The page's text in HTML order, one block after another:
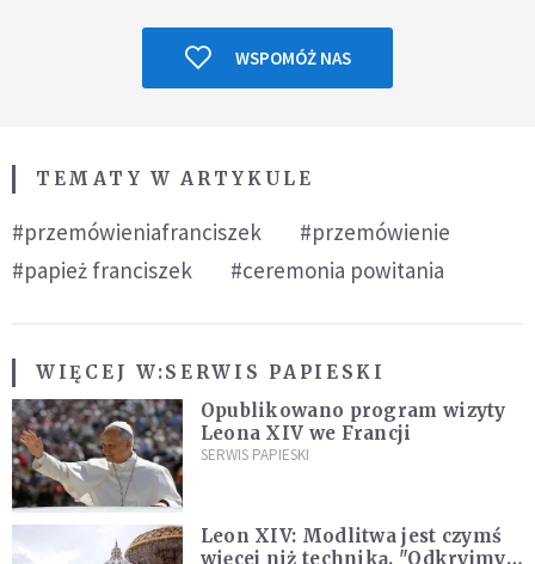
WSPOMÓŻ NAS
TEMATY W ARTYKULE
#przemówieniafranciszek
#przemówienie
#papież franciszek
#ceremonia powitania
WIĘCEJ W:SERWIS PAPIESKI
Opublikowano program wizyty
Leona XIV we Francji
SERWIS PAPIESKI
Leon XIV: Modlitwa jest czymś
więcej niż techniką. "Odkryjmy